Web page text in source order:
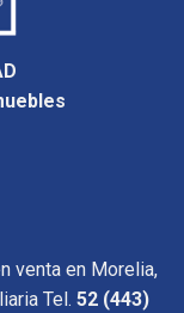
venta en Morelia,
Tel. 52 (443)